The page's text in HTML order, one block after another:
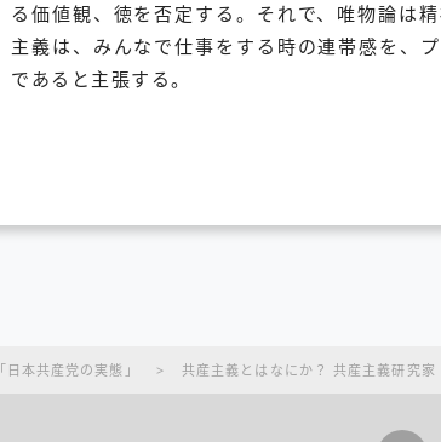
る価値観、徳を否定する。それで、唯物論は
主義は、みんなで仕事をする時の連帯感を、
であると主張する。
「日本共産党の実態」 > 共産主義とはなにか？ 共産主義研究